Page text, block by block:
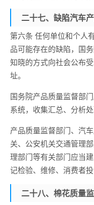
二十七、缺陷汽车
第六条 任何单位和个人
品可能存在的缺陷，国
知晓的方式向社会公布
址。
国务院产品质量监督部
系统，收集汇总、分析
产品质量监督部门、汽
关、公安机关交通管理
理部门等有关部门应当
记检验、维修、消费者
二十八、棉花质量